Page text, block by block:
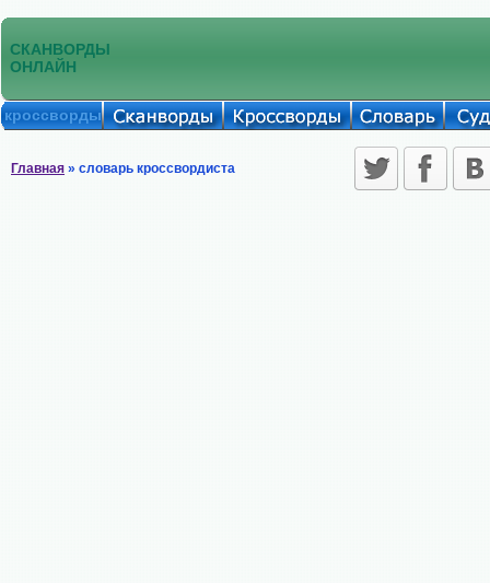
СКАНВОРДЫ
ОНЛАЙН
кроссворды
Главная » словарь кроссвордиста